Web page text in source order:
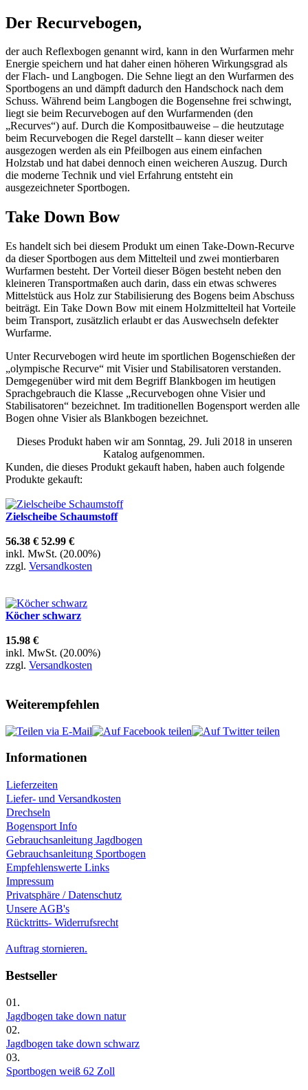
Der Recurvebogen,
der auch Reflexbogen genannt wird, kann in den Wurfarmen mehr
Energie speichern und hat daher einen höheren Wirkungsgrad als
der Flach- und Langbogen. Die Sehne liegt an den Wurfarmen des
Sportbogens an und dämpft dadurch den Handschock nach dem
Schuss. Während beim Langbogen die Bogensehne frei schwingt,
liegt sie beim Recurvebogen auf den Wurfarmenden (den
„Recurves“) auf. Durch die Kompositbauweise – die heutzutage
beim Recurvebogen die Regel darstellt – kann dieser weiter
ausgezogen werden als ein Pfeilbogen aus einem einfachen
Holzstab und hat dabei dennoch einen weicheren Auszug. Durch
die moderne Technik und viel Erfahrung entsteht ein
ausgezeichneter Sportbogen.
Take Down Bow
Es handelt sich bei diesem Produkt um einen Take-Down-Recurve
da dieser Sportbogen aus dem Mittelteil und zwei montierbaren
Wurfarmen besteht. Der Vorteil dieser Bögen besteht neben den
kleineren Transportmaßen auch darin, dass ein etwas schweres
Mittelstück aus Holz zur Stabilisierung des Bogens beim Abschuss
beiträgt. Ein Take Down Bow mit einem Holzmittelteil hat Vorteile
beim Transport, zusätzlich erlaubt er das Auswechseln defekter
Wurfarme.
Unter Recurvebogen wird heute im sportlichen Bogenschießen der
„olympische Recurve“ mit Visier und Stabilisatoren verstanden.
Demgegenüber wird mit dem Begriff Blankbogen im heutigen
Sprachgebrauch die Klasse „Recurvebogen ohne Visier und
Stabilisatoren“ bezeichnet. Im traditionellen Bogensport werden alle
Bogen ohne Visier als Blankbogen bezeichnet.
Dieses Produkt haben wir am Sonntag, 29. Juli 2018 in unseren
Katalog aufgenommen.
Kunden, die dieses Produkt gekauft haben, haben auch folgende
Produkte gekauft:
Zielscheibe Schaumstoff
56.38 € 52.99 €
inkl. MwSt. (20.00%)
zzgl. Versandkosten
Köcher schwarz
15.98 €
inkl. MwSt. (20.00%)
zzgl. Versandkosten
Weiterempfehlen
Informationen
Lieferzeiten
Liefer- und Versandkosten
Drechseln
Bogensport Info
Gebrauchsanleitung Jagdbogen
Gebrauchsanleitung Sportbogen
Empfehlenswerte Links
Impressum
Privatsphäre / Datenschutz
Unsere AGB's
Rücktritts- Widerrufsrecht
Auftrag stornieren.
Bestseller
01.
Jagdbogen take down natur
02.
Jagdbogen take down schwarz
03.
Sportbogen weiß 62 Zoll